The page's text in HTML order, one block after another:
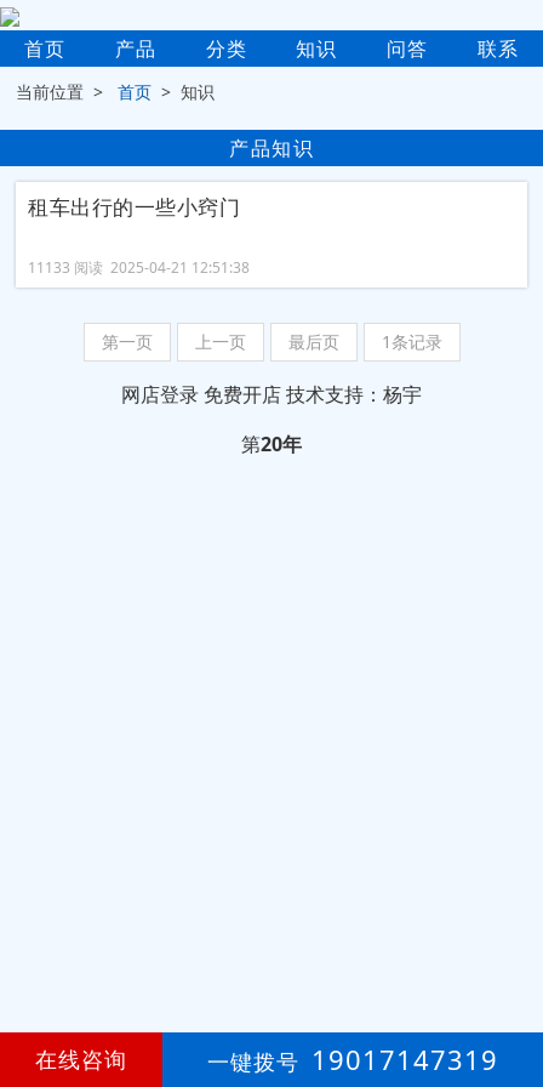
首页 产品 分类 知识 问答 联系
当前位置 >首页 > 知识
产品知识
租车出行的一些小窍门
11133 阅读 2025-04-21 12:51:38
第一页 上一页 最后页 1条记录
网店登录 免费开店技术支持：杨宇
第20年
在线咨询 一键拨号 19017147319